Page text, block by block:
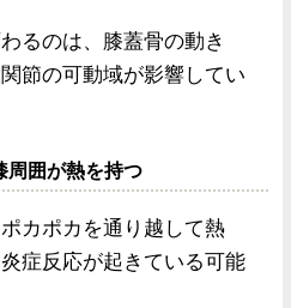
るのは、膝蓋骨の動き
節の可動域が影響してい
周囲が熱を持つ
カポカを通り越して熱
症反応が起きている可能